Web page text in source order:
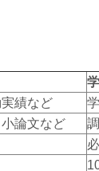
績など
論文など